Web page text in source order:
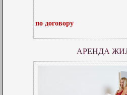
по договору
АРЕНДА